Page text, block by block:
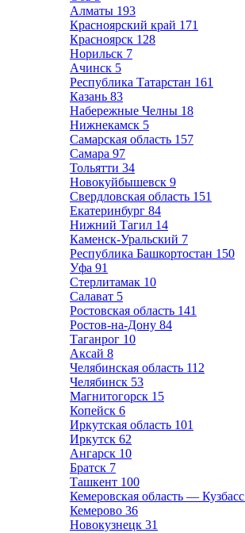
Алматы 193
Красноярский край 171
Красноярск 128
Норильск 7
Ачинск 5
Республика Татарстан 161
Казань 83
Набережные Челны 18
Нижнекамск 5
Самарская область 157
Самара 97
Тольятти 34
Новокуйбышевск 9
Свердловская область 151
Екатеринбург 84
Нижний Тагил 14
Каменск-Уральский 7
Республика Башкортостан 150
Уфа 91
Стерлитамак 10
Салават 5
Ростовская область 141
Ростов-на-Дону 84
Таганрог 10
Аксай 8
Челябинская область 112
Челябинск 53
Магнитогорск 15
Копейск 6
Иркутская область 101
Иркутск 62
Ангарск 10
Братск 7
Ташкент 100
Кемеровская область — Кузбасс
Кемерово 36
Новокузнецк 31